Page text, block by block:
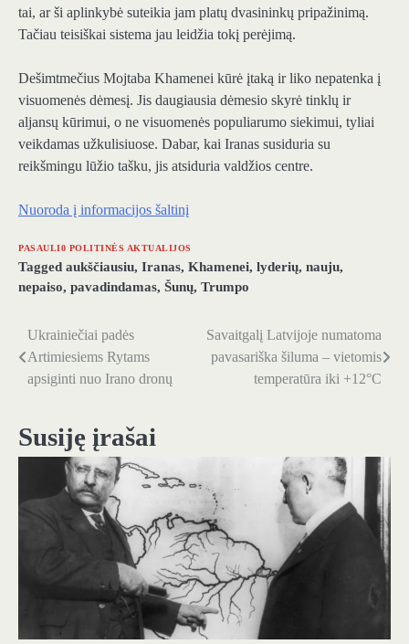
tai, ar ši aplinkybė suteikia jam platų dvasininkų pripažinimą.
Tačiau teisiškai sistema jau leidžia tokį perėjimą.
Dešimtmečius Mojtaba Khamenei kūrė įtaką ir liko nepatenka į
visuomenės dėmesį. Jis daugiausia dėmesio skyrė tinklų ir
aljansų kūrimui, o ne visuomenės populiarumo siekimui, tyliai
veikdamas užkulisiuose. Dabar, kai Iranas susiduria su
reikšmingu lūžio tašku, jis atsiduria valdžios centre.
Nuoroda į informacijos šaltinį
PASAULI0 POLITINĖS AKTUALIJOS
Tagged aukščiausiu, Iranas, Khamenei, lyderių, nauju,
nepaiso, pavadindamas, Šunų, Trumpo
Navigacija
tarp
Ukrainiečiai padės
Artimiesiems Rytams
apsiginti nuo Irano dronų
Savaitgalį Latvijoje numatoma
pavasariška šiluma – vietomis
temperatūra iki +12°C
Susiję įrašai